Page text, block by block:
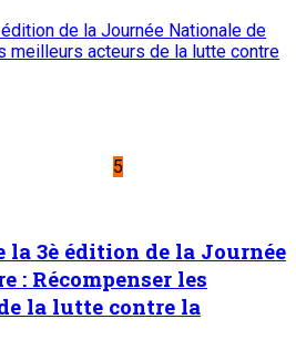
de la Journée Nationale de
meilleurs acteurs de la lutte contre
5
la 3è édition de la Journée
: Récompenser les
la lutte contre la